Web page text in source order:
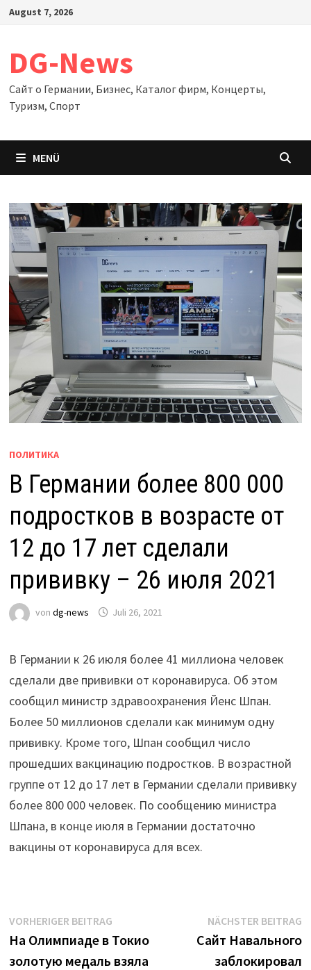
Zum
August 7, 2026
DG-News
Сайт о Германии, Бизнес, Каталог фирм, Концерты,
Туризм, Спорт
MENÜ
ПОЛИТИКА
В Германии более 800 000
подростков в возрасте от
12 до 17 лет сделали
прививку – 26 июля 2021
von dg-news Juli 26, 2021
В Германии к 26 июля более 41 миллиона человек
сделали две прививки от коронавируса. Об этом
сообщил министр здравоохранения Йенс Шпан.
Более 50 миллионов сделали как минимум одну
прививку. Кроме того, Шпан сообщил число
прошедших вакцинацию подростков. В возрастной
группе от 12 до 17 лет в Германии сделали прививку
более 800 000 человек. По сообщению министра
Шпана, в конце июля в Германии достаточно
вакцины от коронавируса для всех.
Beitrags-
Navigation
VORHERIGER BEITRAGVorheriger
Beitrag:
На Олимпиаде в Токио
золотую медаль взяла
NÄCHSTER BEITRAG
Сайт Навального
заблокировал